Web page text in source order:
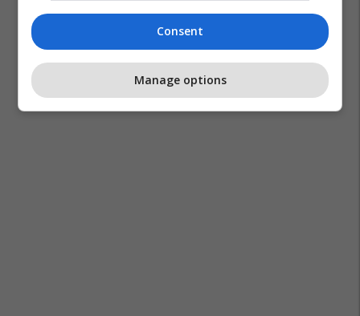
Consent
Manage options